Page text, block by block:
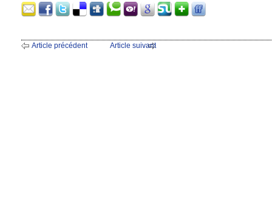
Article précédent Article suivant